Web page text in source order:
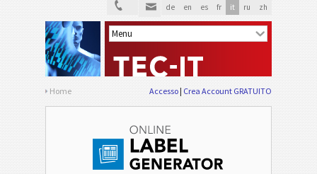
de en es fr it ru zh
Home Accesso Crea Account GRATUITO